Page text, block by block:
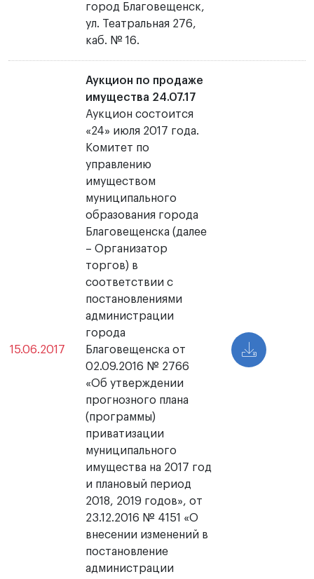
город Благовещенск,
ул. Театральная 276,
каб. № 16.
15.06.2017
Аукцион по продаже
имущества 24.07.17
Аукцион состоится
«24» июля 2017 года.
Комитет по
управлению
имуществом
муниципального
образования города
Благовещенска (далее
– Организатор
торгов) в
соответствии с
постановлениями
администрации
города
Благовещенска от
02.09.2016 № 2766
«Об утверждении
прогнозного плана
(программы)
приватизации
муниципального
имущества на 2017 год
и плановый период
2018, 2019 годов», от
23.12.2016 № 4151 «О
внесении изменений в
постановление
администрации